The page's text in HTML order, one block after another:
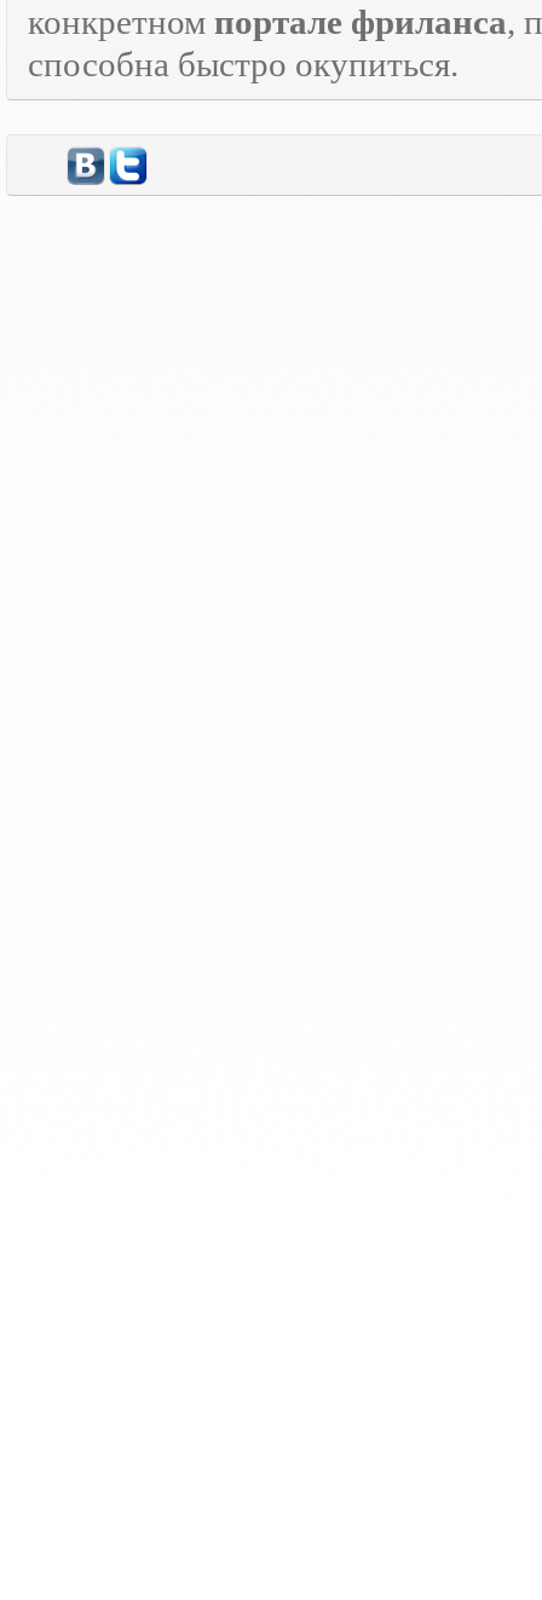
конкретном портале фриланса,
способна быстро окупиться.